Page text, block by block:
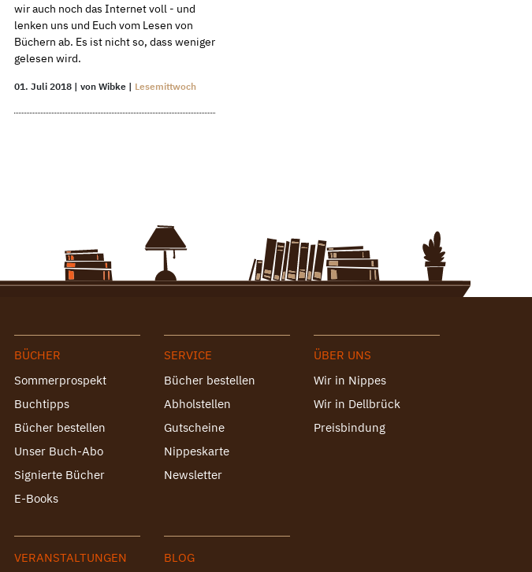
wir auch noch das Internet voll - und
lenken uns und Euch vom Lesen von
Büchern ab. Es ist nicht so, dass weniger
gelesen wird.
01. Juli 2018 | von Wibke | Lesemittwoch
BÜCHER
Sommerprospekt
Buchtipps
Bücher bestellen
Unser Buch-Abo
Signierte Bücher
E-Books
SERVICE
Bücher bestellen
Abholstellen
Gutscheine
Nippeskarte
Newsletter
ÜBER UNS
Wir in Nippes
Wir in Dellbrück
Preisbindung
VERANSTALTUNGEN BLOG